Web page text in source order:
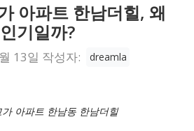
아파트 한남더힐, 왜
인기일까?
13일 작성자: dreamla
가 아파트 한남동 한남더힐